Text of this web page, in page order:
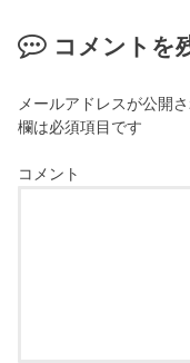
コメントを
メールアドレスが公開
欄は必須項目です
コメント